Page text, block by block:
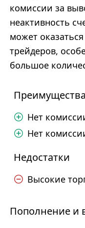
комиссии за
неактивность
может
трейдеров,
большое
Преимущества
Нет
Нет
Недостатки
Высокие
Пополнение и